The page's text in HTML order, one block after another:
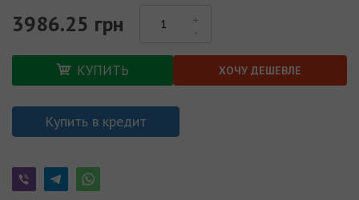
3986.25 грн
КУПИТЬ ХОЧУ ДЕШЕВЛЕ
Купить в кредит